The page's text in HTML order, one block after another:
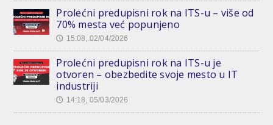
Prolećni predupisni rok na ITS-u – više od
70% mesta već popunjeno
🕔 15:08, 02/04/2026
Prolećni predupisni rok na ITS-u je
otvoren – obezbedite svoje mesto u IT
industriji
🕔 14:18, 05/03/2026